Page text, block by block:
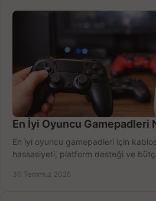
En İyi Oyuncu Gamepadleri
En iyi oyuncu gamepadleri için
hassasiyeti, platform desteği ve
30 Temmuz 2026